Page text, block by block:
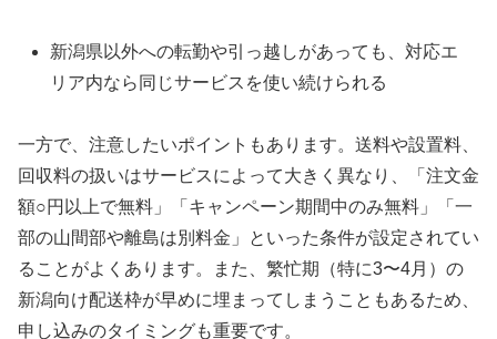
新潟県以外への転勤や引っ越しがあっても、対応エ
リア内なら同じサービスを使い続けられる
一方で、注意したいポイントもあります。送料や設置料、
回収料の扱いはサービスによって大きく異なり、「注文金
額○円以上で無料」「キャンペーン期間中のみ無料」「一
部の山間部や離島は別料金」といった条件が設定されてい
ることがよくあります。また、繁忙期（特に3〜4月）の
新潟向け配送枠が早めに埋まってしまうこともあるため、
申し込みのタイミングも重要です。